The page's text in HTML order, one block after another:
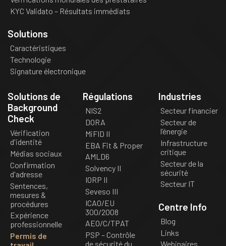
KYC Validato – Résultats immédiats
Solutions
Caractéristiques
Technologie
Signature électronique
Solutions de
Background
Check
Vérification
d'identité
Médias sociaux
Confirmation
d'adresse
Sentences,
mesures &
procédures
Expérience
professionnelle
Permis de
Régulations
NIS2
DORA
MiFID II
EBA Fit & Proper
AMLD6
Solvency II
IORP II
Seveso III
ICAO/EU
300/2008
AEO/C/TPAT
PSP – Contrôle
de sécurité du
Industries
Secteur financier
Secteur de
l’énergie
Infrastructure
critique
Secteur de la
sécurité
Secteur IT
Centre Info
Blog
Links
Webinaires